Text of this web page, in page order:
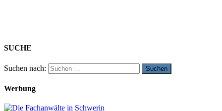
SUCHE
Suchen nach:
Werbung